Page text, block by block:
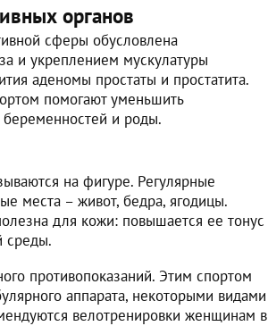
органов
сферы обусловлена
и укреплением мускулатуры
аденомы простаты и простатита.
помогают уменьшить
беременностей и роды.
на фигуре. Регулярные
места – живот, бедра, ягодицы.
для кожи: повышается ее тонус
среды.
противопоказаний. Этим спортом
аппарата, некоторыми видами
велотренировки женщинам в